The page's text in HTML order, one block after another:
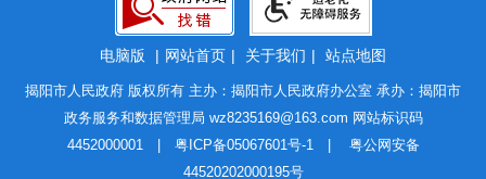
电脑版 | 网站首页 | 关于我们 | 站点地图
揭阳市人民政府 版权所有 主办：揭阳市人民政府办公室 承办：揭阳市
政务服务和数据管理局 wz8235169@163.com 网站标识码
4452000001 | 粤ICP备05067601号-1| 粤公网安备
44520202000195号